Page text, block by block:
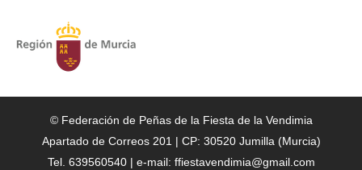
© Federación de Peñas de la Fiesta de la Vendimia
Apartado de Correos 201 | CP: 30520 Jumilla (Murcia)
Tel. 639560540 | e-mail: ffiestavendimia@gmail.com